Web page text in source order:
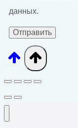
данных.